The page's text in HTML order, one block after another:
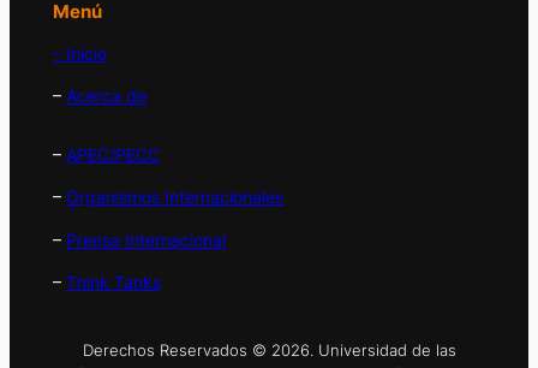
Menú
– Inicio
– Acerca de
– APEC/PECC
– Organismos Internacionales
– Prensa Internacional
– Think Tanks
Derechos Reservados © 2026. Universidad de las